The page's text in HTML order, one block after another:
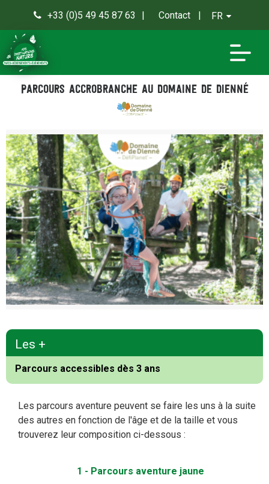
+33 (0)5 49 45 87 63 Contact FR
Parcours accrobranche au Domaine de Dienné
Les +
Parcours accessibles dès 3 ans
Les parcours aventure peuvent se faire les uns à la suite
des autres en fonction de l'âge et de la taille et vous
trouverez leur composition ci-dessous :
1 - Parcours aventure jaune